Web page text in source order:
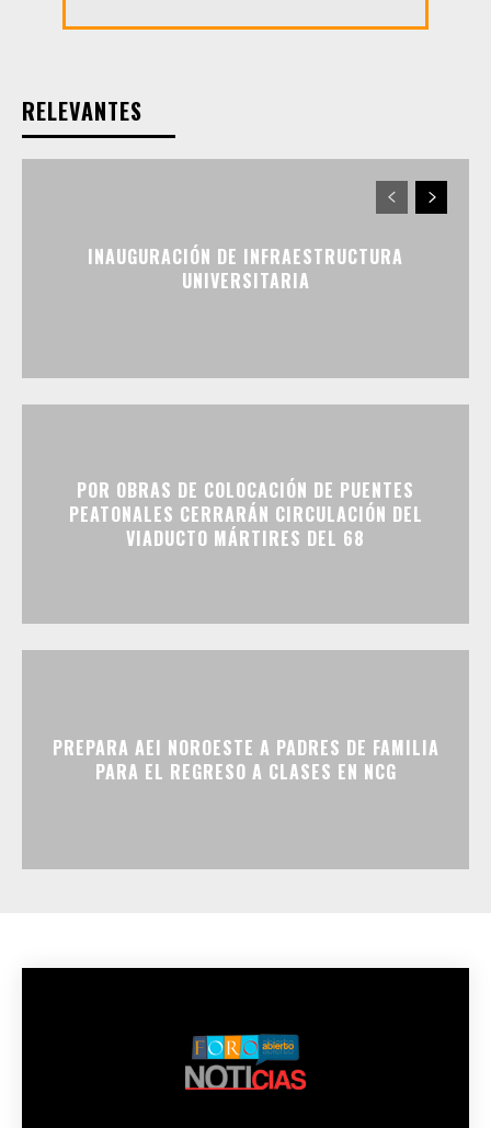
RELEVANTES
INAUGURACIÓN DE INFRAESTRUCTURA
UNIVERSITARIA
POR OBRAS DE COLOCACIÓN DE PUENTES
PEATONALES CERRARÁN CIRCULACIÓN DEL
VIADUCTO MÁRTIRES DEL 68
PREPARA AEI NOROESTE A PADRES DE FAMILIA
PARA EL REGRESO A CLASES EN NCG